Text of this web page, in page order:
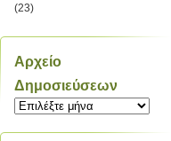
(23)
Αρχείο
Δημοσιεύσεων
Αρχείο